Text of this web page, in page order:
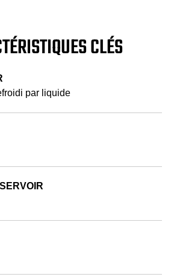
CLÉS
par liquide